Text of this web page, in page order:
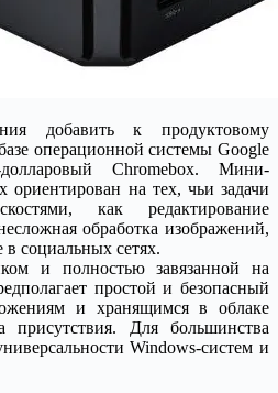
добавить к продуктовому
операционной системы Google
Chromebox. Мини-
ориентирован на тех, чьи задачи
как редактирование
обработка изображений,
социальных сетях.
и полностью завязанной на
простой и безопасный
и хранящимся в облаке
Для большинства
Windows-систем и